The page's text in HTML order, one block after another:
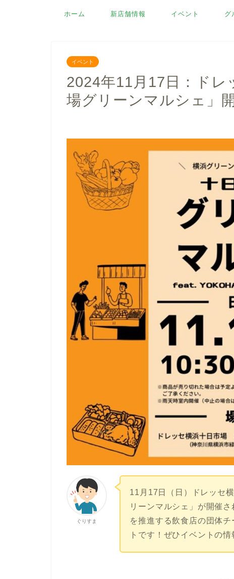
ホーム 新店舗情報 イベント グ
イベント
2024年11月17日：ドレ
場グリーンマルシェ」開
ぐりすま
11月17日（日）ドレッセ
リーンマルシェ」が開催
を推進する飲食店の団体
トです！ぜひイベントの